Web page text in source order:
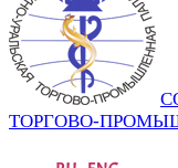
ТОРГОВО-